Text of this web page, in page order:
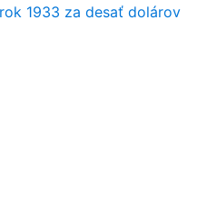
1933 za desať dolárov